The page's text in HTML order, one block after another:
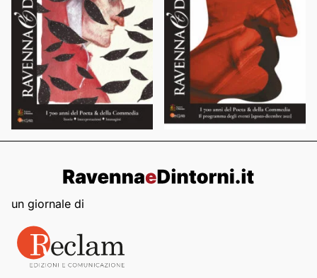
un giornale di